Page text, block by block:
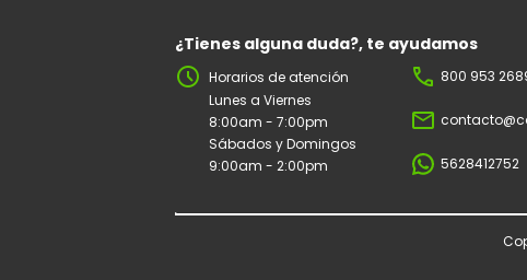
¿Tienes alguna duda?, te ayudamos
schedule Horarios de atención
Lunes a Viernes
8:00am - 7:00pm
Sábados y Domingos
9:00am - 2:00pm
phone 800 953
mail_outline
5628412752